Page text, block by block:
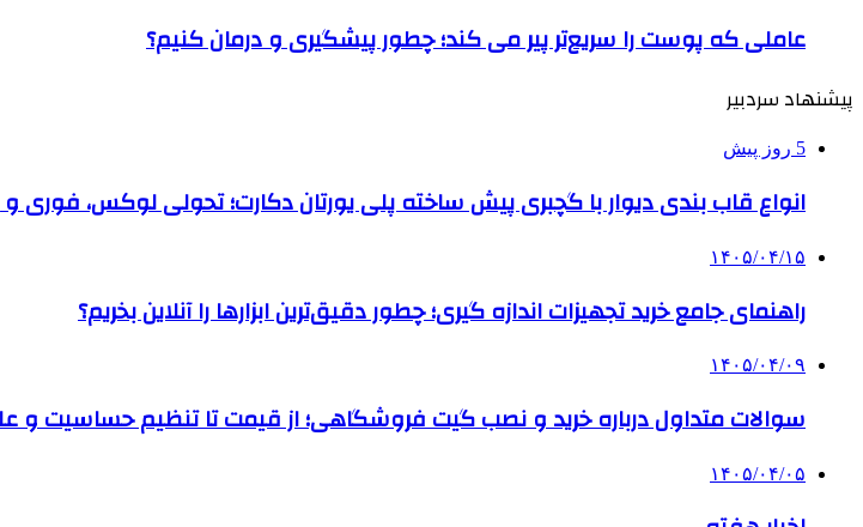
عاملی که پوست را سریع‌تر پیر می کند؛ چطور پیشگیری و درمان کنیم؟
پیشنهاد سردبیر
5 روز پیش
انواع قاب بندی دیوار با گچبری پیش ساخته پلی یورتان دکارت؛ تحولی لوکس، فوری
۱۴۰۵/۰۴/۱۵
راهنمای جامع خرید تجهیزات اندازه گیری؛ چطور دقیق‌ترین ابزارها را آنلاین بخریم؟
۱۴۰۵/۰۴/۰۹
سوالات متداول درباره خرید و نصب گیت فروشگاهی؛ از قیمت تا تنظیم حساسیت و
۱۴۰۵/۰۴/۰۵